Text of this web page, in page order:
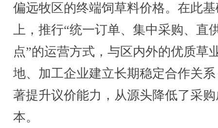
偏远牧区的终端饲草料价格。在此
上，推行“统一订单、集中采购、直
点”的运营方式，与区内外的优质草
地、加工企业建立长期稳定合作关
著提升议价能力，从源头降低了采
本。